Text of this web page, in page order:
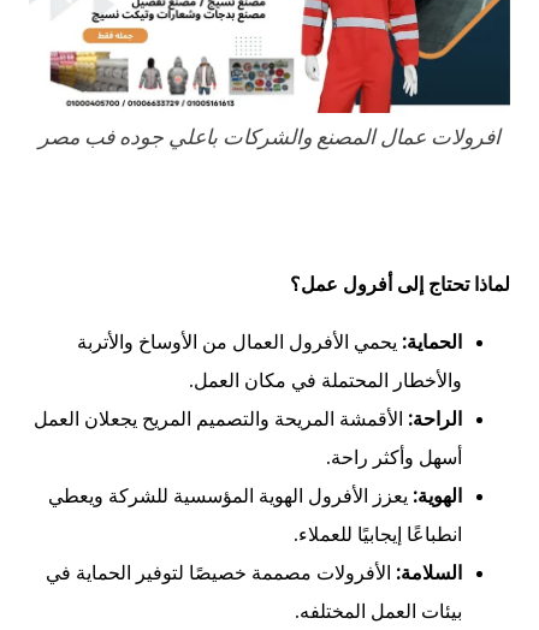
افرولات عمال المصنع والشركات باعلي جوده فب مصر
لماذا تحتاج إلى أفرول عمل؟
الحماية: يحمي الأفرول العمال من الأوساخ والأتربة
والأخطار المحتملة في مكان العمل.
الراحة: الأقمشة المريحة والتصميم المريح يجعلان العمل
أسهل وأكثر راحة.
الهوية: يعزز الأفرول الهوية المؤسسية للشركة ويعطي
انطباعًا إيجابيًا للعملاء.
السلامة: الأفرولات مصممة خصيصًا لتوفير الحماية في
بيئات العمل المختلفه.